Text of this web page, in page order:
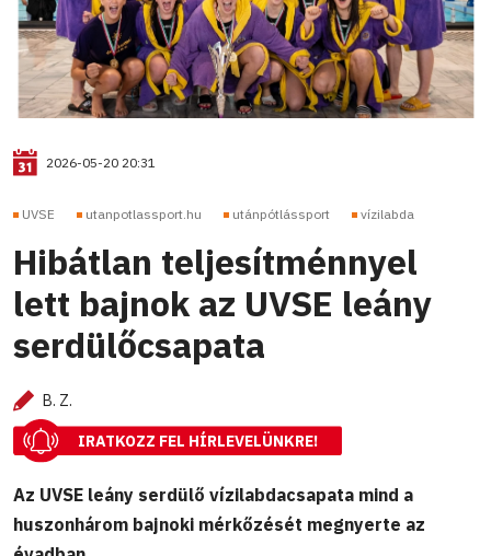
2026-05-20 20:31
UVSE utanpotlassport.hu utánpótlássport vízilabda
Hibátlan teljesítménnyel
lett bajnok az UVSE leány
serdülőcsapata
B. Z.
IRATKOZZ FEL HÍRLEVELÜNKRE!
Az UVSE leány serdülő vízilabdacsapata mind a
huszonhárom bajnoki mérkőzését megnyerte az